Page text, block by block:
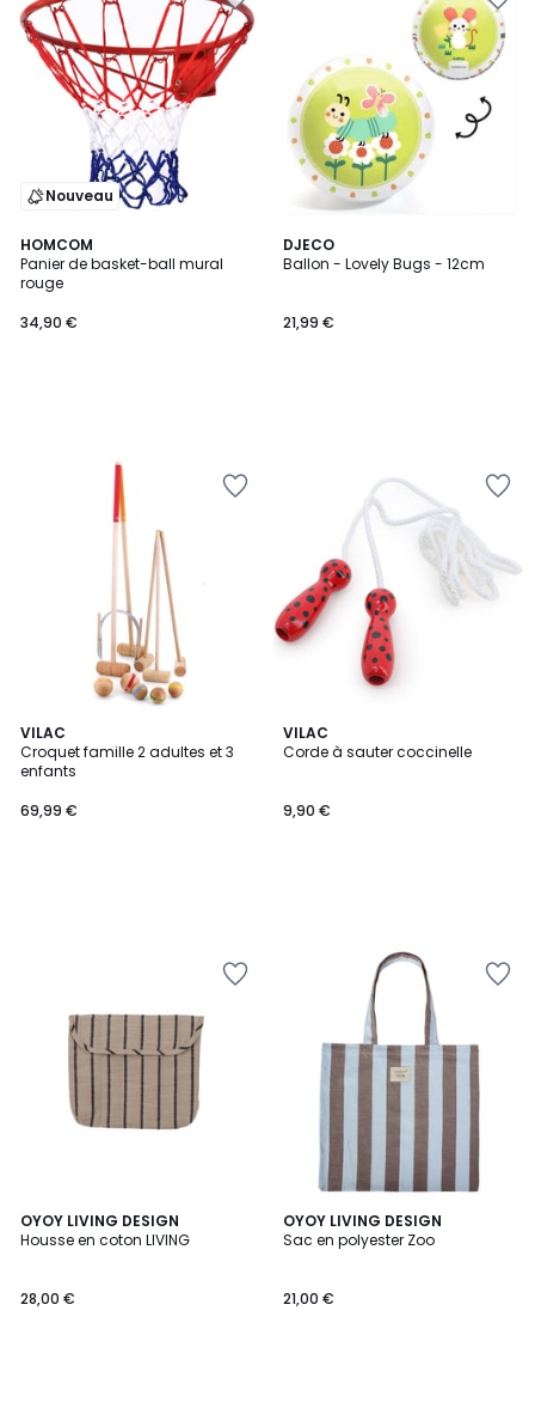
Nouveau
HOMCOM
Panier de basket-ball mural
rouge
34,90 €
DJECO
Ballon - Lovely Bugs - 12cm
21,99 €
VILAC
Croquet famille 2 adultes et 3
enfants
69,99 €
VILAC
Corde à sauter coccinelle
9,90 €
OYOY LIVING DESIGN
Housse en coton LIVING
28,00 €
OYOY LIVING DESIGN
Sac en polyester Zoo
21,00 €